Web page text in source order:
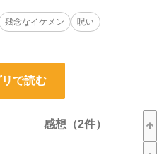
ですが、表現方法の差異から、若干
。
残念なイケメン
呪い
で読む
感想（2件）